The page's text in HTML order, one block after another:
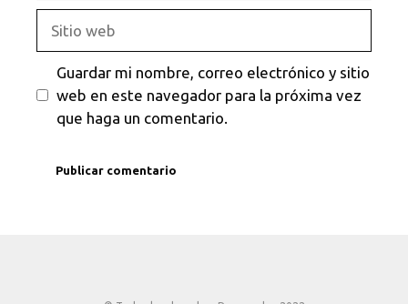
web
Guardar mi nombre, correo electrónico y sitio
web en este navegador para la próxima vez
que haga un comentario.